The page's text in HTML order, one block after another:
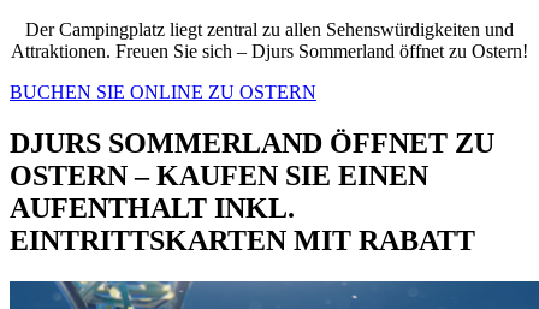
Der Campingplatz liegt zentral zu allen Sehenswürdigkeiten und
Attraktionen. Freuen Sie sich – Djurs Sommerland öffnet zu Ostern!
BUCHEN SIE ONLINE ZU OSTERN
DJURS SOMMERLAND ÖFFNET ZU
OSTERN – KAUFEN SIE EINEN
AUFENTHALT INKL.
EINTRITTSKARTEN MIT RABATT